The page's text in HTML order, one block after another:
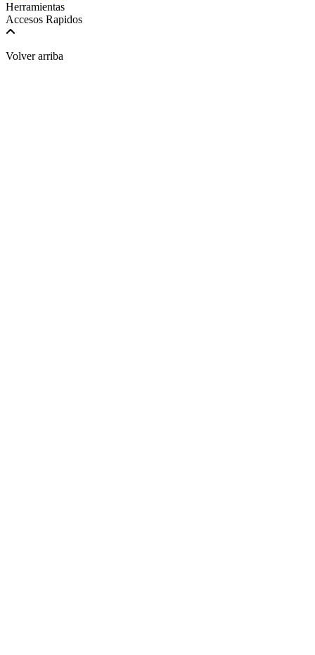
Herramientas
Accesos Rapidos
Volver arriba